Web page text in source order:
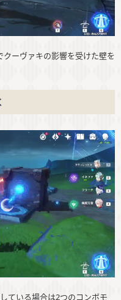
ーヴァキの影響を受けた壁を
ている場合は2つのコンボモ